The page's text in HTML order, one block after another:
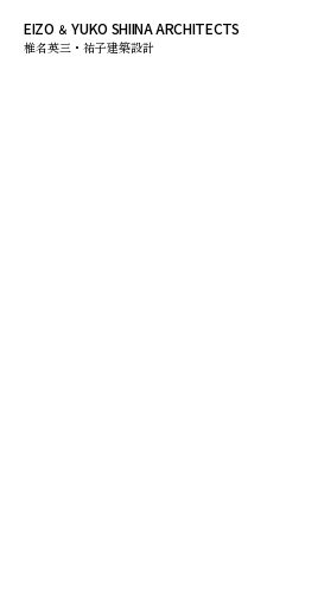
EIZO ＆ YUKO SHIINA ARCHITECTS
椎名英三・祐子建築設計